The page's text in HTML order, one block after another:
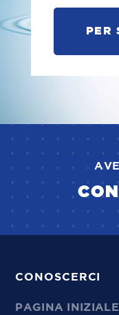
PER
CONOSCERCI
PAGINA INIZIALE